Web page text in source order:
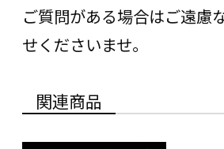
ご質問がある場合はご遠慮
せくださいませ。
関連商品